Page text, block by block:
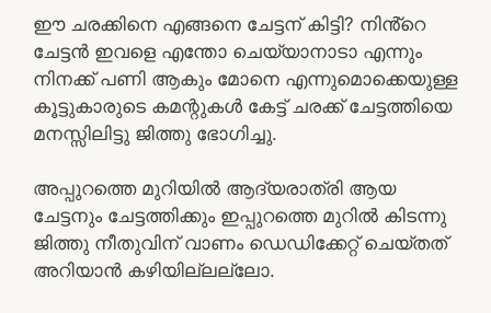
ഈ ചരക്കിനെ എങ്ങനെ ചേട്ടന് കിട്ടി? നിൻ്റെ
ചേട്ടൻ ഇവളെ എന്തോ ചെയ്യാനാടാ എന്നും
നിനക്ക് പണി ആകും മോനെ എന്നുമൊക്കെയുള്ള
കൂട്ടുകാരുടെ കമന്റുകൾ കേട്ട് ചരക്ക് ചേട്ടത്തിയെ
മനസ്സിലിട്ടു ജിത്തു ഭോഗിച്ചു.
അപ്പുറത്തെ മുറിയിൽ ആദ്യരാത്രി ആയ
ചേട്ടനും ചേട്ടത്തിക്കും ഇപ്പുറത്തെ മുറിൽ കിടന്നു
ജിത്തു നീതുവിന് വാണം ഡെഡിക്കേറ്റ് ചെയ്തത്
അറിയാൻ കഴിയില്ലല്ലോ.